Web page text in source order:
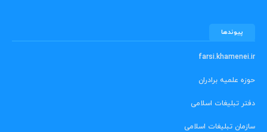
پیوندها
farsi.khamenei.ir
حوزه علمیه برادران
دفتر تبلیغات اسلامی
سازمان تبلیغات اسلامی